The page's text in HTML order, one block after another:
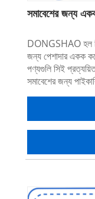
সমাবেশের জন্য
DONGSHAO হল
জন্য পেশাদার একক
পণ্যগুলি সিই
সমাবেশের জন্য